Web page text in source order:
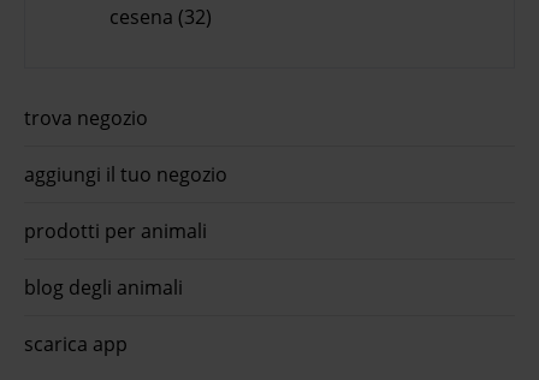
cesena (32)
trova negozio
aggiungi il tuo negozio
prodotti per animali
blog degli animali
scarica app